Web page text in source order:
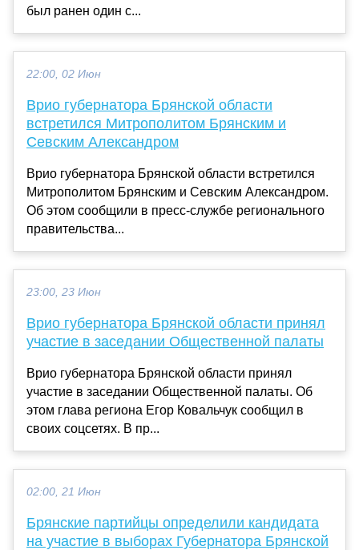
был ранен один с...
22:00, 02 Июн
Врио губернатора Брянской области
встретился Митрополитом Брянским и
Севским Александром
Врио губернатора Брянской области встретился
Митрополитом Брянским и Севским Александром.
Об этом сообщили в пресс-службе регионального
правительства...
23:00, 23 Июн
Врио губернатора Брянской области принял
участие в заседании Общественной палаты
Врио губернатора Брянской области принял
участие в заседании Общественной палаты. Об
этом глава региона Егор Ковальчук сообщил в
своих соцсетях. В пр...
02:00, 21 Июн
Брянские партийцы определили кандидата
на участие в выборах Губернатора Брянской